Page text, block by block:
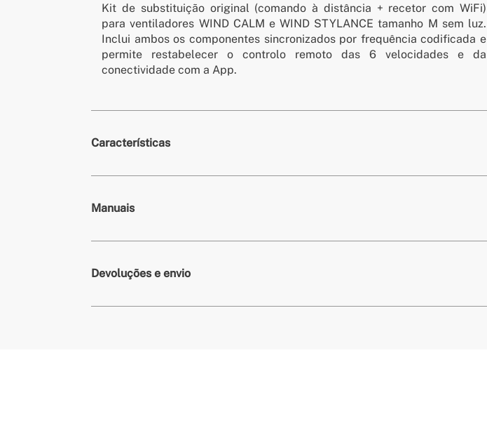
Kit de substituição original (comando à distância + recetor com WiFi)
para ventiladores WIND CALM e WIND STYLANCE tamanho M sem luz.
Inclui ambos os componentes sincronizados por frequência codificada e
permite restabelecer o controlo remoto das 6 velocidades e da
conectividade com a App.
Características
Manuais
Devoluções e envio